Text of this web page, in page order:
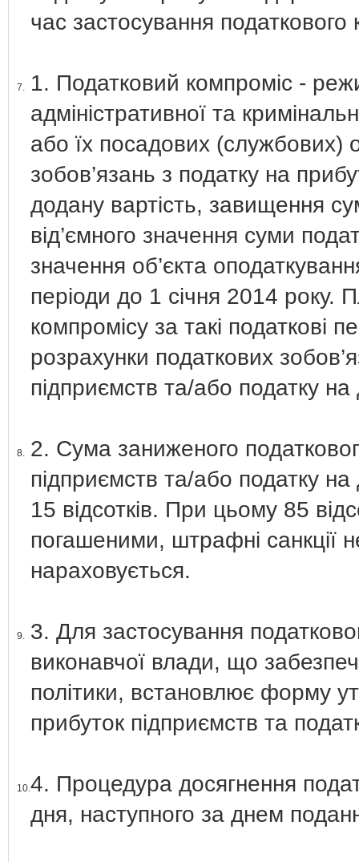
час застосування податкового
7.
1. Податковий компроміс -
адміністративної та
або їх посадових (службових)
зобов’язань з податку на
додану вартість, завищення
від’ємного значення суми
значення об’єкта
періоди до 1 січня 2014 року.
компромісу за такі податкові
розрахунки податкових
підприємств та/або податку на
8. 2. Сума заниженого
підприємств та/або податку на
15 відсотків. При цьому 85
погашеними, штрафні санкції
нараховується.
9. 3. Для застосування
виконавчої влади, що
політики, встановлює форму
прибуток підприємств та
10.4. Процедура досягнення
дня, наступного за днем